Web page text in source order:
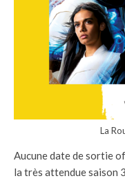
La
Aucune date de sortie
la très attendue saison